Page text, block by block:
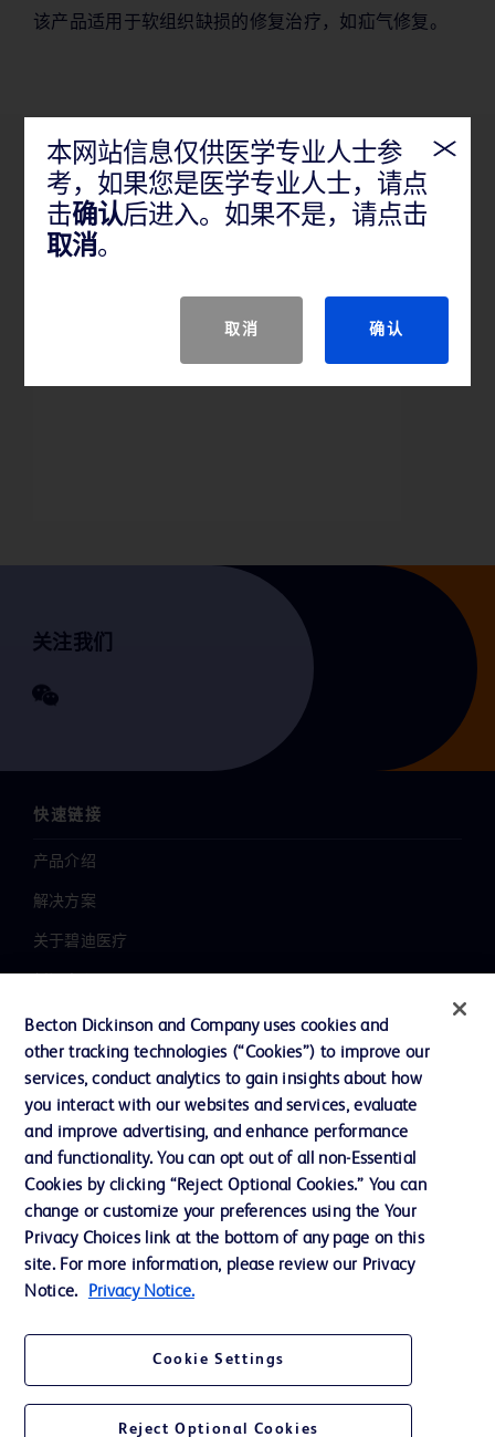
该产品适用于软组织缺损的修复治疗，如疝气修复。
产品特性
该产品适用于软组织缺损的修
复治疗，如疝气修复
关注我们
快速链接
产品介绍
解决方案
关于碧迪医疗
职业发展
联系我们
主动召回
联系我们
Cookie 政策
隐私政策
本网站信息仅供医学专业人士参
考，如果您是医学专业人士，请点
击确认后进入。如果不是，请点击
取消。
取消 确认
Becton Dickinson and Company uses cookies and
other tracking technologies (“Cookies”) to improve our
services, conduct analytics to gain insights about how
you interact with our websites and services, evaluate
and improve advertising, and enhance performance
and functionality. You can opt out of all non-Essential
Cookies by clicking “Reject Optional Cookies.” You can
change or customize your preferences using the Your
Privacy Choices link at the bottom of any page on this
site. For more information, please review our Privacy
Notice.
Privacy Notice.
Cookie Settings
Reject Optional Cookies